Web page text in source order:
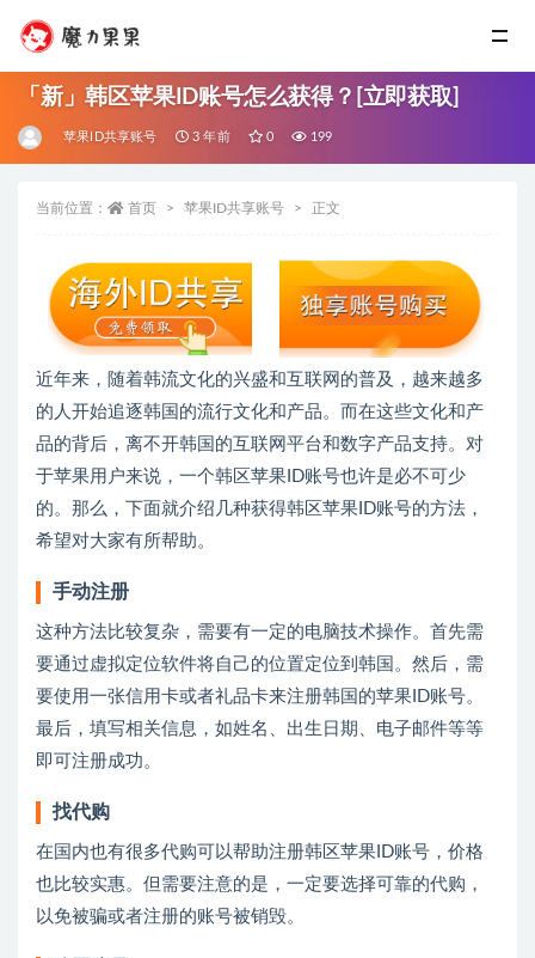
「新」韩区苹果ID账号怎么获得？[立即获取]
苹果ID共享账号 3 年前 0 199
当前位置： 首页 苹果ID共享账号 正文
近年来，随着韩流文化的兴盛和互联网的普及，越来越多
的人开始追逐韩国的流行文化和产品。而在这些文化和产
品的背后，离不开韩国的互联网平台和数字产品支持。对
于苹果用户来说，一个韩区苹果ID账号也许是必不可少
的。那么，下面就介绍几种获得韩区苹果ID账号的方法，
希望对大家有所帮助。
手动注册
这种方法比较复杂，需要有一定的电脑技术操作。首先需
要通过虚拟定位软件将自己的位置定位到韩国。然后，需
要使用一张信用卡或者礼品卡来注册韩国的苹果ID账号。
最后，填写相关信息，如姓名、出生日期、电子邮件等等
即可注册成功。
找代购
在国内也有很多代购可以帮助注册韩区苹果ID账号，价格
也比较实惠。但需要注意的是，一定要选择可靠的代购，
以免被骗或者注册的账号被销毁。